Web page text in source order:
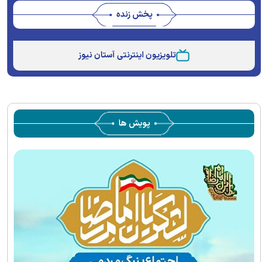
پخش زنده
تلویزیون اینترنتی آستان نیوز
پویش ها